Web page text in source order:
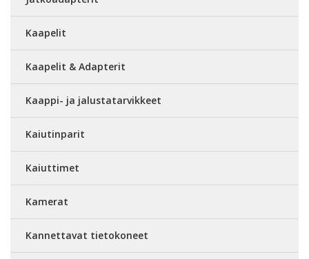
Kaapelit
Kaapelit & Adapterit
Kaappi- ja jalustatarvikkeet
Kaiutinparit
Kaiuttimet
Kamerat
Kannettavat tietokoneet